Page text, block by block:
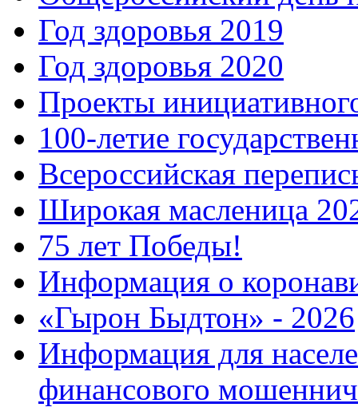
Год здоровья 2019
Год здоровья 2020
Проекты
100-летие
Всероссийская
Широкая масленица
75 лет Победы!
Информация о
«Гырон Быдтон» - 2026
Информация для
финансового